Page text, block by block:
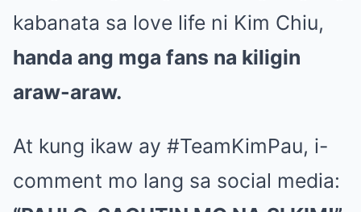
kabanata sa love life ni Kim Chiu,
handa ang mga fans na kiligin
araw-araw.
At kung ikaw ay #TeamKimPau, i-
comment mo lang sa social media: